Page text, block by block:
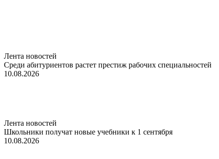
Лента новостей
Среди абитуриентов растет престиж рабочих специальностей
10.08.2026
Лента новостей
Школьники получат новые учебники к 1 сентября
10.08.2026